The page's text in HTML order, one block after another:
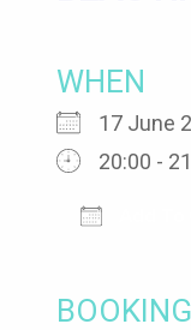
WHEN
17 June
20:00 -